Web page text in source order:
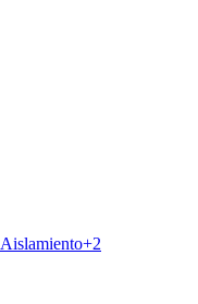
Aislamiento+2